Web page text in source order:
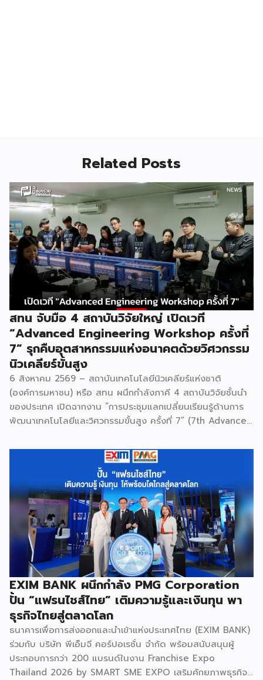
Related Posts
สทน จับมือ 4 สถาบันวิจัยใหญ่ เปิดเวที
“Advanced Engineering Workshop ครั้งที่
7” รุกคืบอุตสาหกรรมแห่งอนาคตด้วยวิศวกรรม
นิวเคลียร์ขั้นสูง
6 สิงหาคม 2569 – สถาบันเทคโนโลยีนิวเคลียร์แห่งชาติ
(องค์การมหาชน) หรือ สทน ผนึกกำลังภาคี 4 สถาบันวิจัยชั้นนำ
ของประเทศ เปิดฉากงาน “การประชุมแลกเปลี่ยนเรียนรู้ด้านการ
พัฒนาเทคโนโลยีและวิศวกรรมขั้นสูง ครั้งที่ 7” (7th Advanced
โดยมี สถาบันเทคโนโลยีนิวเคลียร์แห่งชาติ (องค์การมหาชน) หรือ
สทน. รับหน้าที่เป็นเจ้าภาพหลัก ณ สำนักงาน สทน. องครักษ์ เพื่อ
มุ่งระดมสมองวิศวกรและนักวิจัยไทยในการยกระดับเครื่องมือ
วิทยาศาสตร์ขั้นสูง และสร้างเสถียรภาพทางเทคโนโลยี
(National Resilience) ให้แก่ประเทศอย่างยั่งยืน ศ.ดร.ยศชนัน
วงศ์สวัสดิ์ รัฐมนตรีว่าการกระทรวง อว. ประธานในพิธีเปิดเปิดเผย
ว่า “การประชุมในครั้งนี้เป็นหมุดหมายสำคัญในการหลอมรวมความ
เชี่ยวชาญของ 4 สถาบันใหญ่ เพื่อขับเคลื่อนจากงานวิจัยพื้นฐาน
ไปสู่การสร้างมูลค่าเชิงอุตสาหกรรม โดยมุ่งสร้างเครือข่ายวิศวกร
สมรรถนะสูงที่จะเป็นฐานกำลังในการพัฒนาเทคโนโลยีเชิง
ยุทธศาสตร์ (Strategic Technologies) รองรับอุตสาหกรรม
แห่งอนาคต และพาประเทศก้าวทะยานสู่เวทีโลกได้อย่างภาคภูมิ”
ไฮไลต์สำคัญของการจัดงานในครั้งนี้ […]
EXIM BANK ผนึกกำลัง PMG Corporation
ปั้น “แฟรนไชส์ไทย” เติมความรู้และเงินทุน พา
ธุรกิจไทยสู่ตลาดโลก
ธนาคารเพื่อการส่งออกและนำเข้าแห่งประเทศไทย (EXIM BANK)
ร่วมกับ บริษัท พีเอ็มจี คอร์ปอเรชั่น จำกัด พร้อมสนับสนุนผู้
ประกอบการกว่า 200 แบรนด์ในงาน Franchise Expo
Thailand 2026 by SMART SME EXPO เสริมศักยภาพธุรกิจ